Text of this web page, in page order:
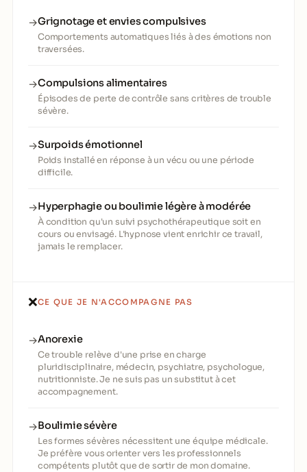
→Grignotage et envies compulsives
Comportements automatiques liés à des émotions non
traversées.
→Compulsions alimentaires
Épisodes de perte de contrôle sans critères de trouble
sévère.
→Surpoids émotionnel
Poids installé en réponse à un vécu ou une période
difficile.
→Hyperphagie ou boulimie légère à modérée
À condition qu'un suivi psychothérapeutique soit en
cours ou envisagé. L'hypnose vient enrichir ce travail,
jamais le remplacer.
❌CE QUE JE N'ACCOMPAGNE PAS
→Anorexie
Ce trouble relève d'une prise en charge
pluridisciplinaire, médecin, psychiatre, psychologue,
nutritionniste. Je ne suis pas un substitut à cet
accompagnement.
→Boulimie sévère
Les formes sévères nécessitent une équipe médicale.
Je préfère vous orienter vers les professionnels
compétents plutôt que de sortir de mon domaine.